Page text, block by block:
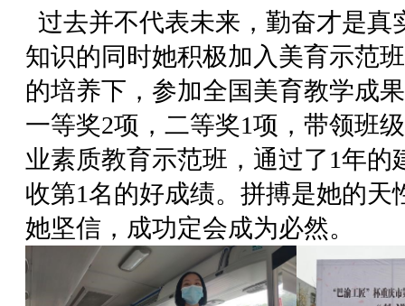
过去并不代表未来，勤奋才是真
知识的同时她积极加入美育示范
的培养下，参加全国美育教学成
一等奖2项，二等奖1项，带领班
业素质教育示范班，通过了1年的
收第1名的好成绩。拼搏是她的天
她坚信，成功定会成为必然。